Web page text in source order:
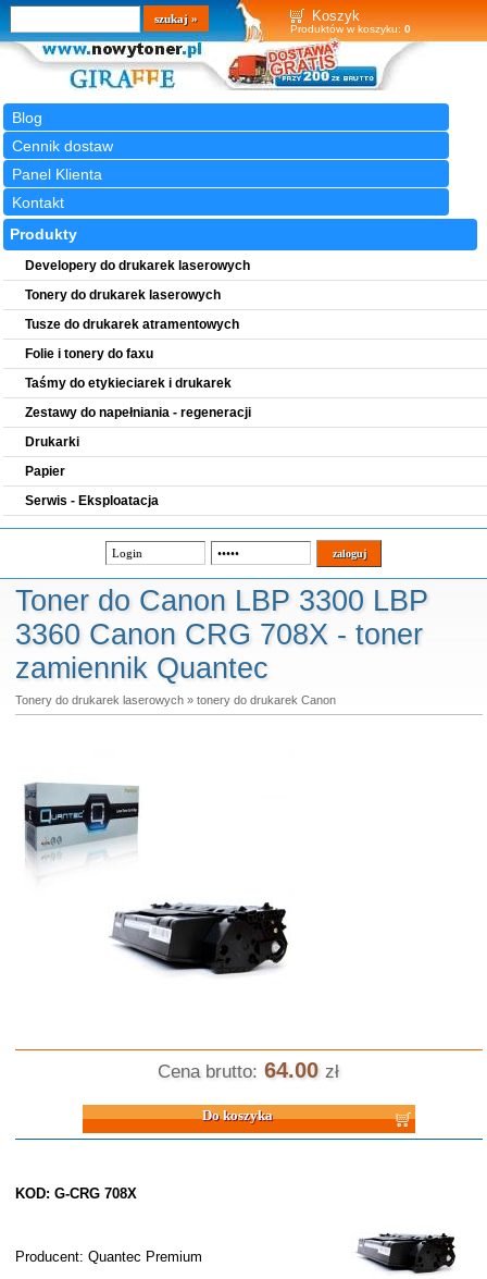
Koszyk
Produktów w koszyku: 0
Blog
Cennik dostaw
Panel Klienta
Kontakt
Wyszukiwarka
szukaj
Produkty
Developery do drukarek laserowych
Tonery do drukarek laserowych
Tusze do drukarek atramentowych
Folie i tonery do faxu
Taśmy do etykieciarek i drukarek
Zestawy do napełniania - regeneracji
Drukarki
Papier
Serwis - Eksploatacja
Toner do Canon LBP 3300 LBP
3360 Canon CRG 708X - toner
zamiennik Quantec
Tonery do drukarek laserowych» tonery do drukarek Canon
Cena brutto: 64.00 zł
Do koszyka
KOD: G-CRG 708X
Producent: Quantec Premium